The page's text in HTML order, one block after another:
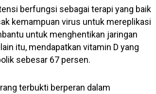
berfungsi sebagai terapi yang baik
kemampuan virus untuk mereplikasi
untuk menghentikan jaringan
itu, mendapatkan vitamin D yang
sebesar 67 persen.
terbukti berperan dalam